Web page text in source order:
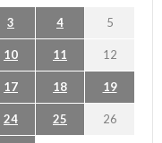
3 4 5
10 11 12
17 18 19
24 25 26